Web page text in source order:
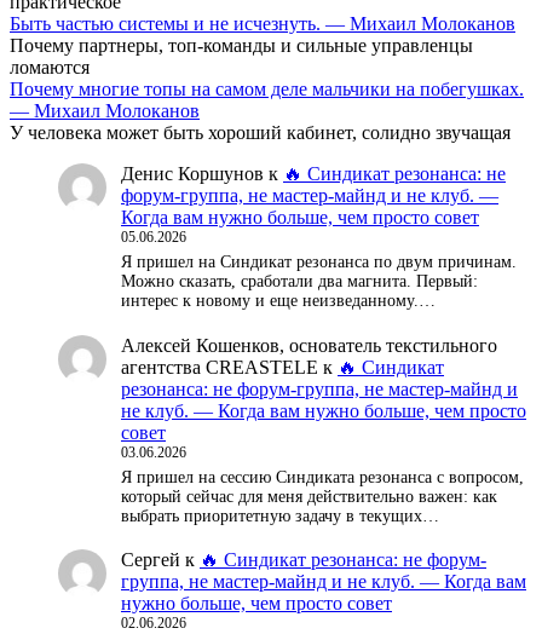
Быть частью системы и не исчезнуть. — Михаил Молоканов
Почему партнеры, топ-команды и сильные управленцы
ломаются
Почему многие топы на самом деле мальчики на побегушках.
— Михаил Молоканов
У человека может быть хороший кабинет, солидно звучащая
Денис Коршунов к 🔥 Синдикат резонанса: не
форум-группа, не мастер-майнд и не клуб. —
Когда вам нужно больше, чем просто совет
05.06.2026
Я пришел на Синдикат резонанса по двум причинам.
Можно сказать, сработали два магнита. Первый:
интерес к новому и еще неизведанному.…
Алексей Кошенков, основатель текстильного
агентства CREASTELE к 🔥 Синдикат
резонанса: не форум-группа, не мастер-майнд и
не клуб. — Когда вам нужно больше, чем просто
совет
03.06.2026
Я пришел на сессию Синдиката резонанса с вопросом,
который сейчас для меня действительно важен: как
выбрать приоритетную задачу в текущих…
Сергей к 🔥 Синдикат резонанса: не форум-
группа, не мастер-майнд и не клуб. — Когда вам
нужно больше, чем просто совет
02.06.2026